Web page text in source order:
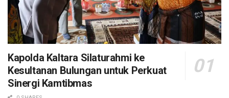
Kapolda Kaltara Silaturahmi ke
Kesultanan Bulungan untuk Perkuat
Sinergi Kamtibmas